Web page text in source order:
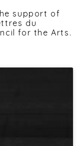
support of
du
for the Arts.